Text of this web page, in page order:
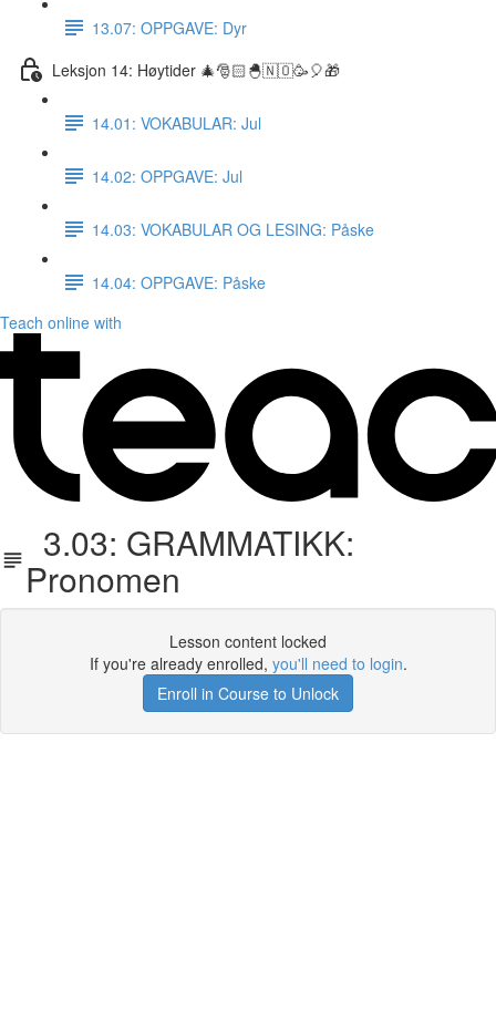
13.07: OPPGAVE: Dyr
Leksjon 14: Høytider 🎄🎅🏻🐣🇳🇴🥳🎈🎁
14.01: VOKABULAR: Jul
14.02: OPPGAVE: Jul
14.03: VOKABULAR OG LESING: Påske
14.04: OPPGAVE: Påske
Teach online with
3.03: GRAMMATIKK:
Pronomen
Lesson content locked
If you're already enrolled, you'll need to login.
Enroll in Course to Unlock